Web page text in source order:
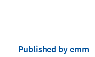
Published by emm